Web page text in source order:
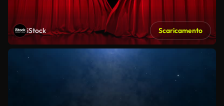
iStock Scaricamento